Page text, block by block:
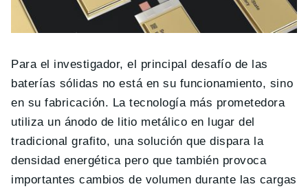
Para el investigador, el principal desafío de las
baterías sólidas no está en su funcionamiento, sino
en su fabricación. La tecnología más prometedora
utiliza un ánodo de litio metálico en lugar del
tradicional grafito, una solución que dispara la
densidad energética pero que también provoca
importantes cambios de volumen durante las cargas